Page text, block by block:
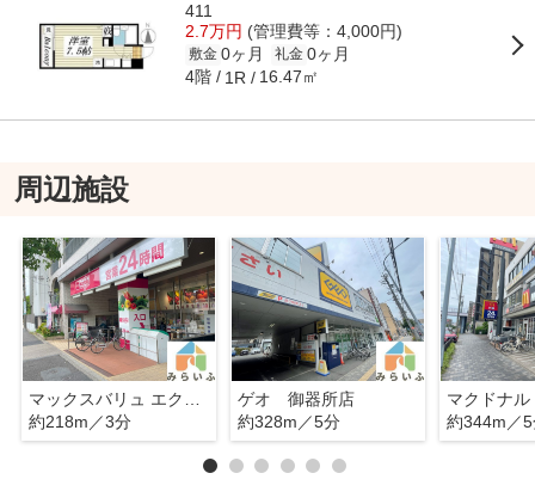
411
2.7万円 (管理費等：4,000円)
敷金 0ヶ月 礼金 0ヶ月
4階 1R 16.47㎡
周辺施設
約218m／3分
ゲオ 御器所店
約328m／5分
約344m／